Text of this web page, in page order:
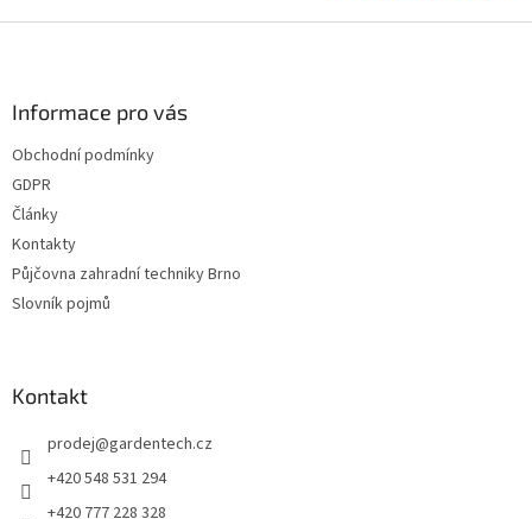
Informace pro vás
Obchodní podmínky
GDPR
Články
Kontakty
Půjčovna zahradní techniky Brno
Slovník pojmů
Kontakt
prodej@gardentech.cz
+420 548 531 294
+420 777 228 328